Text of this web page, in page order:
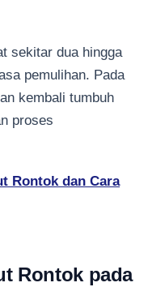
sekitar dua hingga
pemulihan. Pada
kembali tumbuh
proses
Rontok dan Cara
Rontok pada